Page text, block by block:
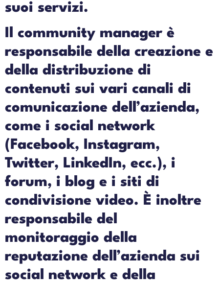
suoi servizi.
Il community manager è
responsabile della creazione e
della distribuzione di
contenuti sui vari canali di
comunicazione dell’azienda,
come i social network
(Facebook, Instagram,
Twitter, LinkedIn, ecc.), i
forum, i blog e i siti di
condivisione video. È inoltre
responsabile del
monitoraggio della
reputazione dell’azienda sui
social network e della